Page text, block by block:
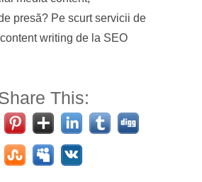
presă? Pe scurt servicii de
writing de la SEO
This: